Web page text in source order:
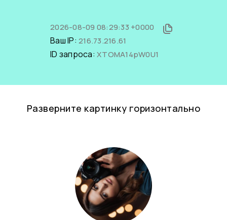
2026-08-09 08:29:33 +0000
Ваш IP: 216.73.216.61
ID запроса: XTOMA14pW0U1
Разверните картинку горизонтально